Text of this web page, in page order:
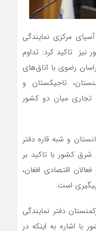
مرکزی نمایندگی
نیز تاکید کرد: تداوم
رضوی با اتاق‌های
تاجیکستان و
تجاری میان دو کشور
و شبه قاره دفتر
شرق کشور با تاکید بر
اقتصادی افغان،
است.
دفتر نمایندگی
با اشاره به اینکه در